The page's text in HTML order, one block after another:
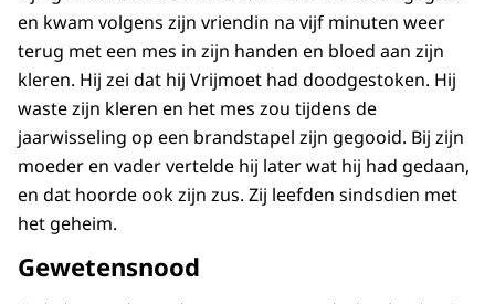
en kwam volgens zijn vriendin na vijf minuten weer
terug met een mes in zijn handen en bloed aan zijn
kleren. Hij zei dat hij Vrijmoet had doodgestoken. Hij
waste zijn kleren en het mes zou tijdens de
jaarwisseling op een brandstapel zijn gegooid. Bij zijn
moeder en vader vertelde hij later wat hij had gedaan,
en dat hoorde ook zijn zus. Zij leefden sindsdien met
het geheim.
Gewetensnood